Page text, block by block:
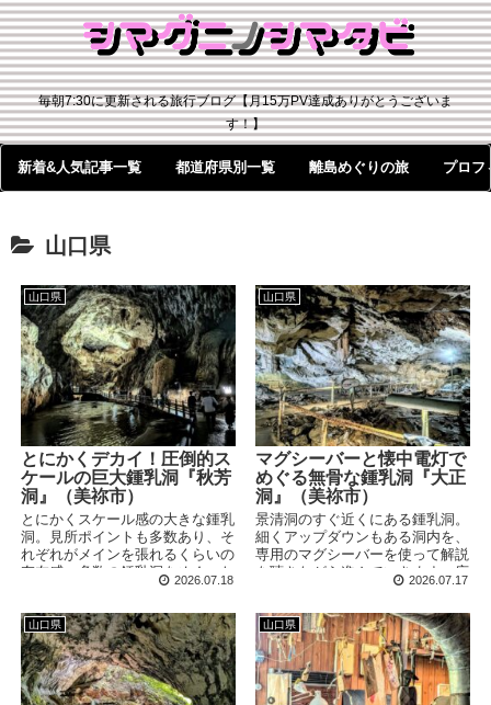
毎朝7:30に更新される旅行ブログ【月15万PV達成ありがとうございま
す！】
新着&人気記事一覧 都道府県別一覧 離島めぐりの旅 プロフ
山口県
山口県
とにかくデカイ！圧倒的ス
ケールの巨大鍾乳洞『秋芳
洞』（美祢市）
とにかくスケール感の大きな鍾乳
洞。見所ポイントも多数あり、そ
れぞれがメインを張れるくらいの
存在感。多数の鍾乳洞をめぐった
後に訪ねると、その凄さを改めて
2026.07.18
山口県
マグシーバーと懐中電灯で
めぐる無骨な鍾乳洞『大正
洞』（美祢市）
景清洞のすぐ近くにある鍾乳洞。
細くアップダウンもある洞内を、
専用のマグシーバーを使って解説
を聴きながら進んでいきます。序
盤は真面目な雰囲気ですが、終盤
2026.07.17
山口県 山口県